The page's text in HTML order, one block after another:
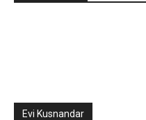
Evi Kusnandar